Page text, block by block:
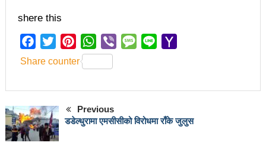
निर्वाचित
कविता – सुख भोग
लोकतान्त्रिक सहिद सन्तति वृत्ति कोष स्थापनाः सहिदका
shere this
Facebook
TwitterPinterestWhatsApp
Viber Message
Line
Share counter
Previous
डडेल्धुरामा एमसीसीको विरोधमा राँके जुलुस